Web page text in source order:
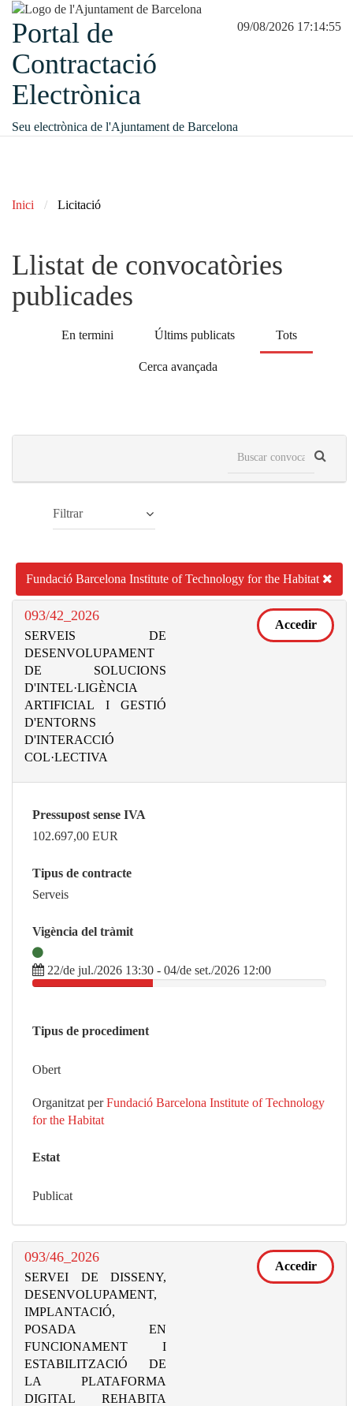
09/08/2026 17:14:55
Portal de
Contractació
Electrònica
Seu electrònica de l'Ajuntament de Barcelona
Inici Licitació
Llistat de convocatòries
publicades
En termini Últims publicats Tots
Cerca avançada
Filtrar
Fundació Barcelona Institute of Technology for the Habitat
093/42_2026
SERVEIS DE
DESENVOLUPAMENT
DE SOLUCIONS
D'INTEL·LIGÈNCIA
ARTIFICIAL I GESTIÓ
D'ENTORNS
D'INTERACCIÓ
COL·LECTIVA
Accedir
Pressupost sense IVA
102.697,00 EUR
Tipus de contracte
Serveis
Vigència del tràmit
22/de jul./2026 13:30 - 04/de set./2026 12:00
Tipus de procediment
Obert
Organitzat per Fundació Barcelona Institute of Technology
for the Habitat
Estat
Publicat
093/46_2026
SERVEI DE DISSENY,
DESENVOLUPAMENT,
IMPLANTACIÓ,
POSADA EN
FUNCIONAMENT I
ESTABILITZACIÓ DE
LA PLATAFORMA
DIGITAL REHABITA
Accedir